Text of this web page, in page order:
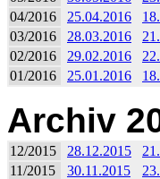
04/2016
25.04.2016
03/2016
28.03.2016
02/2016
29.02.2016
01/2016
25.01.2016
Archiv
12/2015 28.12.2015
11/2015
30.11.2015